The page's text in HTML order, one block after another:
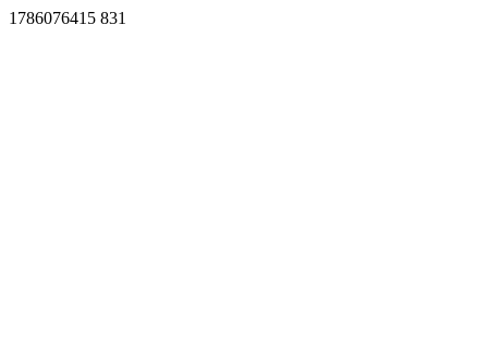
1786076415 831